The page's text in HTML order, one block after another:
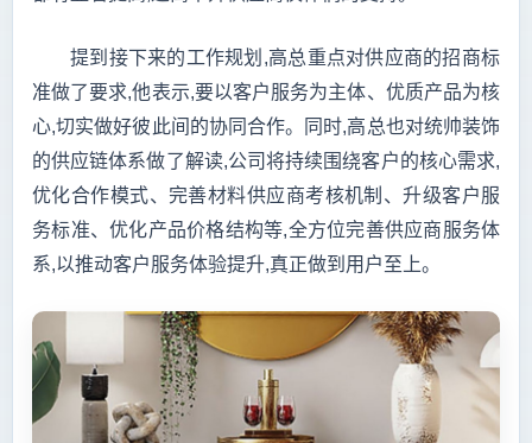
提到接下来的工作规划,高总重点对供应商的招商标
准做了要求,他表示,要以客户服务为主体、优质产品为核
心,切实做好彼此间的协同合作。同时,高总也对统帅装饰
的供应链体系做了解读,公司将持续围绕客户的核心需求,
优化合作模式、完善材料供应商考核机制、升级客户服
务标准、优化产品价格结构等,全方位完善供应商服务体
系,以推动客户服务体验提升,真正做到用户至上。